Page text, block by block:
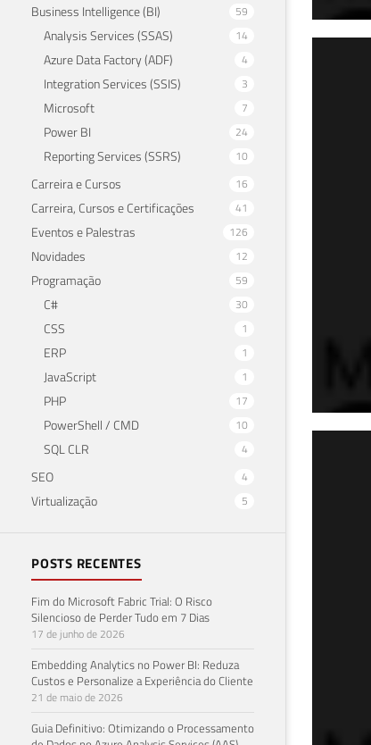
Business Intelligence (BI) 59
Analysis Services (SSAS) 14
Azure Data Factory (ADF) 4
Integration Services (SSIS) 3
Microsoft 7
Power BI 24
Reporting Services (SSRS) 10
Carreira e Cursos 16
Carreira, Cursos e Certificações 41
Eventos e Palestras 126
Novidades 12
Programação 59
C# 30
CSS 1
ERP 1
JavaScript 1
PHP 17
PowerShell / CMD 10
SQL CLR 4
SEO 4
Virtualização 5
POSTS RECENTES
Fim do Microsoft Fabric Trial: O Risco
Silencioso de Perder Tudo em 7 Dias
17 de junho de 2026
Embedding Analytics no Power BI: Reduza
Custos e Personalize a Experiência do Cliente
21 de maio de 2026
Guia Definitivo: Otimizando o Processamento